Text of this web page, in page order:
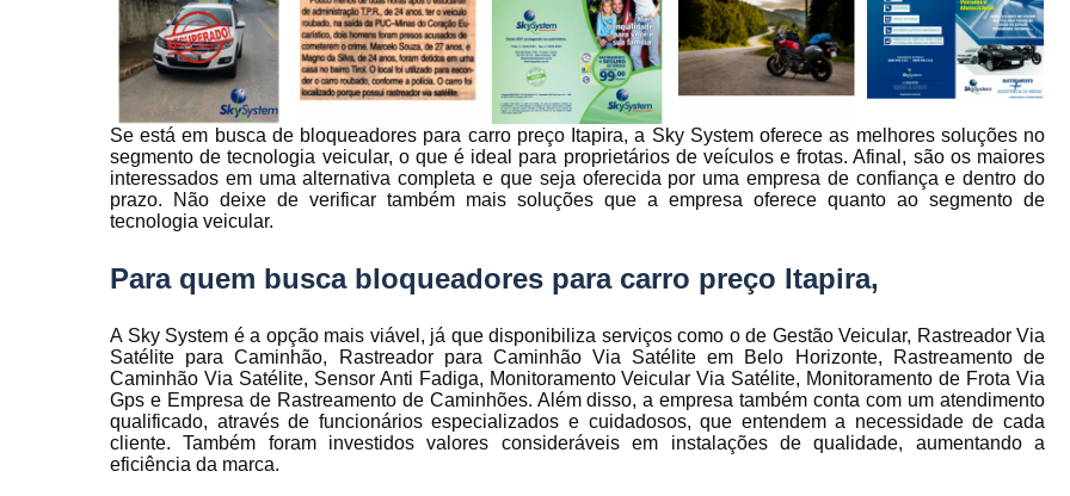
Rastreador
carro
Rastreadores
automotivos
Rastreadores
de caminhões
Rastreadores
para carros
de carro
Rastreamento
de frota
Rastreamento
Controle de Frota de Caminhões
Controle de Manutenção de Frota de
Sistema de Fadiga
Empresa de
Empresa de Rastreadores de Veiculos
Empresa de Rastreamento de Moto
Empresa
Gerenciamento de Frota de
Gerenciamento de Frota de Empresas
Gerenciamento
Gerenciamento de Frota
Se está em busca de bloqueadores para carro preço Itapira, a Sky System oferece as melhores soluções no
segmento de tecnologia veicular, o que é ideal para proprietários de veículos e frotas. Afinal, são os maiores
interessados em uma alternativa completa e que seja oferecida por uma empresa de confiança e dentro do
prazo. Não deixe de verificar também mais soluções que a empresa oferece quanto ao segmento de
tecnologia veicular.
Para quem busca bloqueadores para carro preço Itapira,
A Sky System é a opção mais viável, já que disponibiliza serviços como o de Gestão Veicular, Rastreador Via
Satélite para Caminhão, Rastreador para Caminhão Via Satélite em Belo Horizonte, Rastreamento de
Caminhão Via Satélite, Sensor Anti Fadiga, Monitoramento Veicular Via Satélite, Monitoramento de Frota Via
Gps e Empresa de Rastreamento de Caminhões. Além disso, a empresa também conta com um atendimento
qualificado, através de funcionários especializados e cuidadosos, que entendem a necessidade de cada
cliente. Também foram investidos valores consideráveis em instalações de qualidade, aumentando a
eficiência da marca.